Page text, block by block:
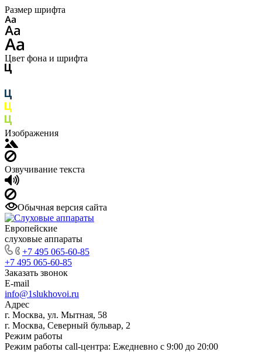
Размер шрифта
Цвет фона и шрифта
Изображения
Озвучивание текста
Обычная версия сайта
Европейские
слуховые аппараты
+7 495 065-60-85
+7 495 065-60-85
Заказать звонок
E-mail
info@1slukhovoi.ru
Адрес
г. Москва, ул. Мытная, 58
г. Москва, Северный бульвар, 2
Режим работы
Режим работы call-центра: Ежедневно с 9:00 до 20:00